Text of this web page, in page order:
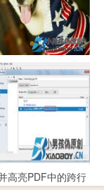
app开发可以解决哪
高亮PDF中的跨行